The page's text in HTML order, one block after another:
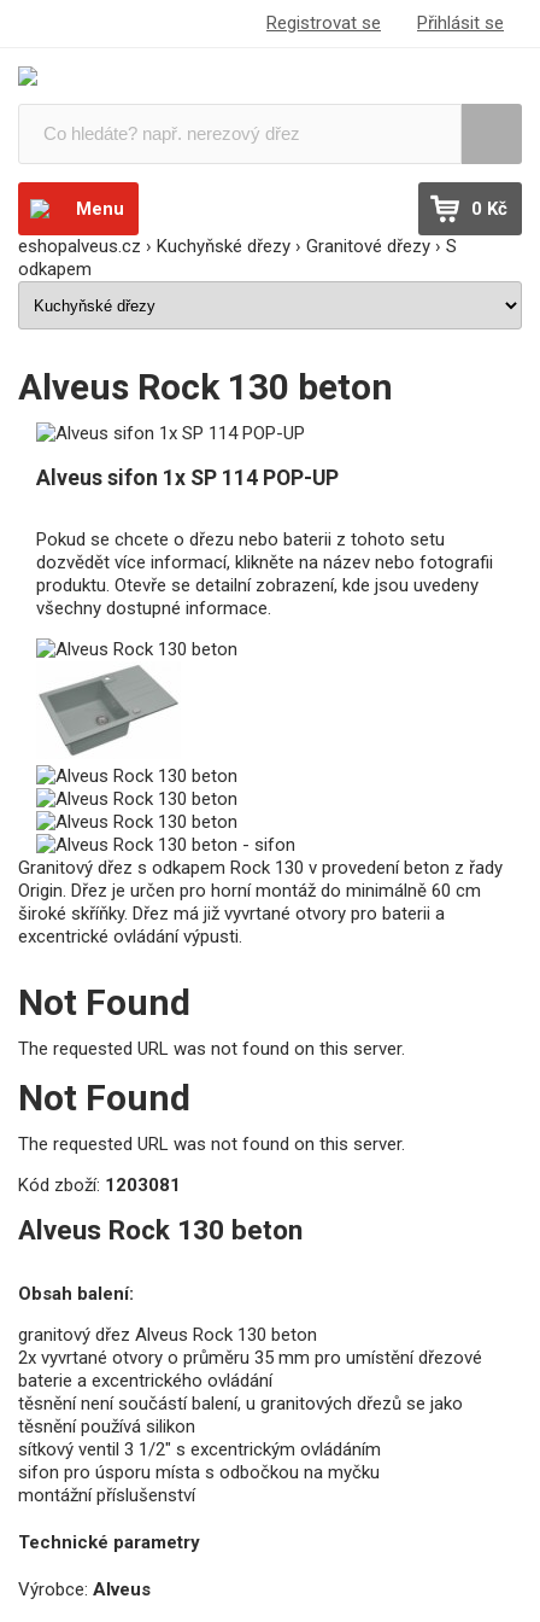
Registrovat se Přihlásit se
Menu
0 Kč
eshopalveus.cz › Kuchyňské dřezy › Granitové dřezy › S
odkapem
Alveus Rock 130 beton
Alveus sifon 1x SP 114 POP-UP
Pokud se chcete o dřezu nebo baterii z tohoto setu
dozvědět více informací, klikněte na název nebo fotografii
produktu. Otevře se detailní zobrazení, kde jsou uvedeny
všechny dostupné informace.
Granitový dřez s odkapem Rock 130 v provedení beton z řady
Origin. Dřez je určen pro horní montáž do minimálně 60 cm
široké skříňky. Dřez má již vyvrtané otvory pro baterii a
excentrické ovládání výpusti.
Not Found
The requested URL was not found on this server.
Not Found
The requested URL was not found on this server.
Kód zboží: 1203081
Alveus Rock 130 beton
Obsah balení:
granitový dřez Alveus Rock 130 beton
2x vyvrtané otvory o průměru 35 mm pro umístěnídřezové
baterie a excentrického ovládání
těsnění není součástí balení, u granitových dřezů se jako
těsnění používá silikon
sítkový ventil 3 1/2" s excentrickým ovládáním
sifon pro úsporu místa s odbočkou na myčku
montážní příslušenství
Technické parametry
Výrobce: Alveus